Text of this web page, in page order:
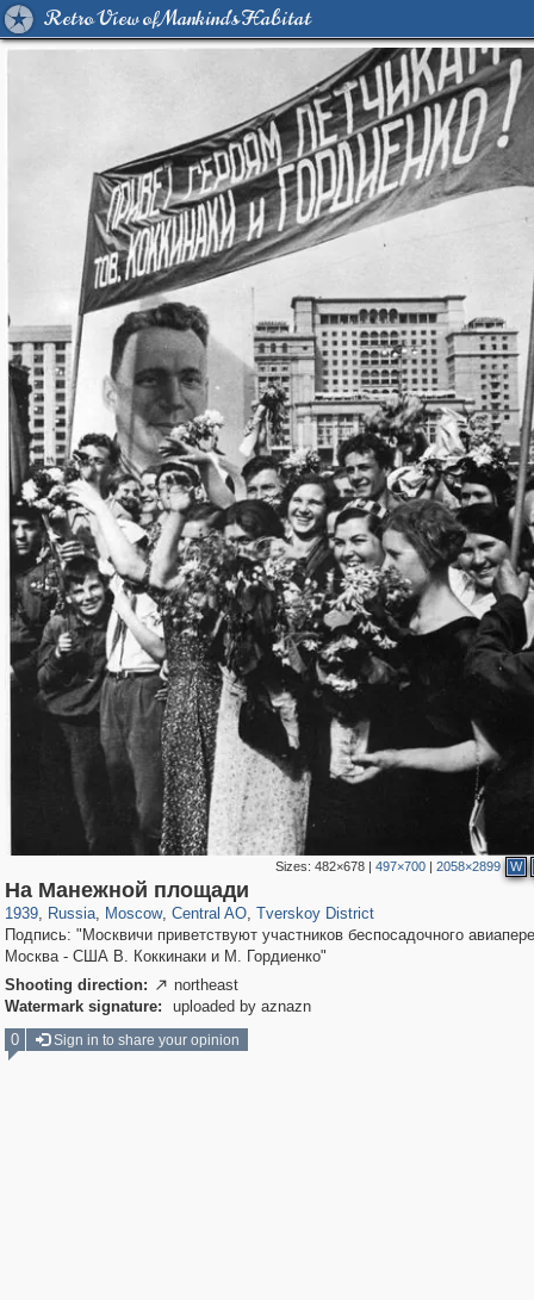
Retro View of Mankind's Habitat
Sizes:482×678 |497×700 |2058×2899 W
На Манежной площади
1939, Russia
1,406,930 29,248
, Moscow
319,861 8,286
, Central AO
160,009 5,916
, Tverskoy District
53,052
Подпись: "Москвичи приветствуют участников беспосадочного
Москва - США В. Коккинаки и М. Гордиенко"
Shooting direction:  northeast
Watermark signature:
uploaded by aznazn
0
Sign in to share your opinion